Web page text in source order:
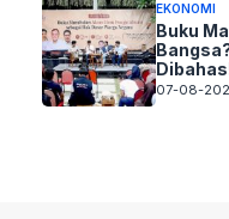
EKONOMI
Buku
07-08-